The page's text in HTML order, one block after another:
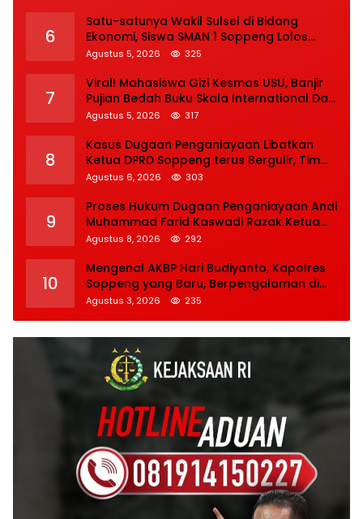
6
Satu-satunya Wakil Sulsel di Bidang
Ekonomi, Siswa SMAN 1 Soppeng Lolos
Semifinal OSN Nasional 2026
Agustus 5, 2026 325
7
Viral! Mahasiswa Gizi Kesmas USU, Banjir
Pujian Bedah Buku Skala International Dari
70 Ribu Rupiah Referensi Akademik Dunia
Agustus 5, 2026 317
8
Kasus Dugaan Penganiayaan Libatkan
Ketua DPRD Soppeng terus Bergulir, Tim
INAFIS Polda Sulsel Gelar Rekonstruksi
Agustus 6, 2026 303
9
Proses Hukum Dugaan Penganiayaan Andi
Muhammad Farid Kaswadi Razak Ketua
DPRD Soppeng Fraksi Golkar Tetap
Agustus 8, 2026 292
10
Mengenal AKBP Hari Budiyanto, Kapolres
Soppeng yang Baru, Berpengalaman di
Bareskrim Polri
Agustus 3, 2026 235